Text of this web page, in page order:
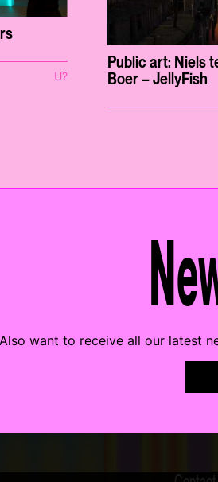
U?
Public art: Niels
Boer – JellyFish
Also want to receive all our latest